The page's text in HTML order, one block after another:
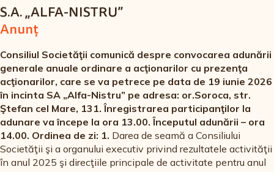
Autoclave germane de ultimă generație;
Lini germane de producere a mazării verzi;
și, în același timp, investim în produsele noastre dragostea
pentru gustul adevarat!
Noi utilizăm numai utilaje care permit să se mențină
neschimbate gustul și calitatea nutritivă a produselor,
deoarece ne dorim să aveți posibilitatea de a consuma
alimente sănătoase și bogate în nutrienți anul împrejur!
S.A. „ALFA-NISTRU”
Anunţ
Consiliul Societăţii comunică despre convocarea adunării
generale anuale ordinare a acţionarilor cu prezenţa
acţionarilor, care se va petrece pe data de 19 iunie 2026
în incinta SA „Alfa-Nistru” pe adresa: or.Soroca, str.
Ştefan cel Mare, 131. Înregistrarea participanţilor la
adunare va începe la ora 13.00. Începutul adunării – ora
14.00. Ordinea de zi: 1. Darea de seamă a Consiliului
Societăţii şi a organului executiv privind rezultatele activităţii
în anul 2025 şi direcţiile principale de activitate pentru anul